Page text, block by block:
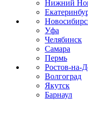
Нижний
Уфа
Челябинск
Самара
Пермь
Ростов-на-
Волгоград
Якутск
Барнаул